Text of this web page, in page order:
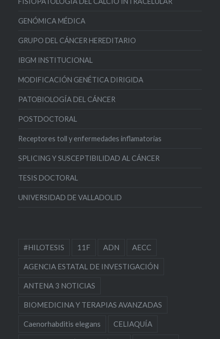
GENÓMICA MÉDICA
GRUPO DEL CÁNCER HEREDITARIO
IBGM INSTITUCIONAL
MODIFICACIÓN GENÉTICA DIRIGIDA
PATOBIOLOGÍA DEL CÁNCER
POSTDOCTORAL
Receptores toll y enfermedades inflamatorias
SPLICING Y SUSCEPTIBILIDAD AL CÁNCER
TESIS DOCTORAL
UNIVERSIDAD DE VALLADOLID
#HILOTESIS 11F ADN AECC
AGENCIA ESTATAL DE INVESTIGACIÓN
ANTENA 3 NOTICIAS
BIOMEDICINA Y TERAPIAS AVANZADAS
Caenorhabditis elegans CELIAQUÍA